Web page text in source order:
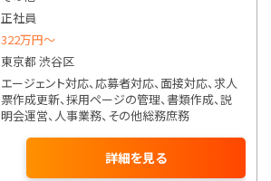
10:00 出社・メールチェック・会計データ入力
↓
12:00 昼休憩（オフィス近くで外食 or 休憩室）
↓
13:00 税理士と申告書レビュー・クライアント
対応
↓
16:00 法人決算資料作成・帳簿チェック
18:00 退社（残業がある日は19時前後まで）
詳細を見る
正社員
322万円〜
東京都 渋谷区
エージェント対応、応募者対応、面接対応、求人
票作成更新、採用ページの管理、書類作成、説
明会運営、人事業務、その他総務庶務